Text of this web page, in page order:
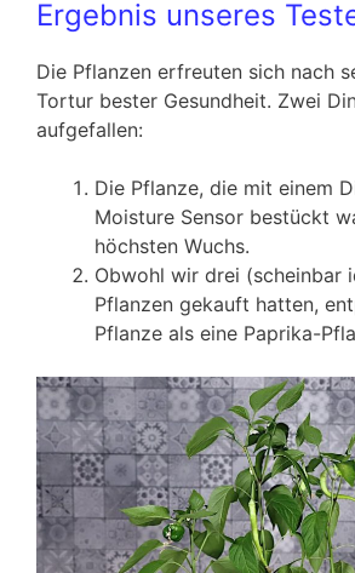
Ergebnis unseres
Die Pflanzen erfreuten sich nach
Tortur bester Gesundheit. Zwei
aufgefallen:
Die Pflanze, die mit einem
Moisture Sensor bestückt
höchsten Wuchs.
Obwohl wir drei (scheinbar
Pflanzen gekauft hatten,
Pflanze als eine Paprika-